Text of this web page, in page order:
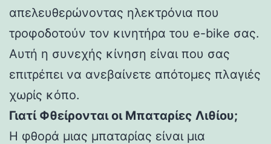
απελευθερώνοντας ηλεκτρόνια που
τροφοδοτούν τον κινητήρα του e-bike σας.
Αυτή η συνεχής κίνηση είναι που σας
επιτρέπει να ανεβαίνετε απότομες πλαγιές
χωρίς κόπο.
Γιατί Φθείρονται οι Μπαταρίες Λιθίου;
Η φθορά μιας μπαταρίας είναι μια